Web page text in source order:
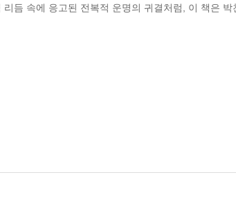
듬 속에 응고된 전복적 운명의 귀결처럼, 이 책은